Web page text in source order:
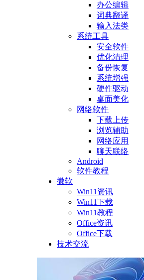
办公编辑
词典翻译
输入法类
系统工具
安全软件
优化清理
备份恢复
系统增强
硬件驱动
桌面美化
网络软件
下载上传
浏览辅助
网络应用
聊天联络
Android
软件教程
微软
Win11资讯
Win11下载
Win11教程
Office资讯
Office下载
技术交流